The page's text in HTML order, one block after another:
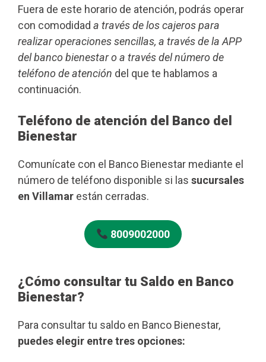
Fuera de este horario de atención, podrás operar
con comodidad a través de los cajeros para
realizar operaciones sencillas, a través de la APP
del banco bienestar o a través del número de
teléfono de atención del que te hablamos a
continuación.
Teléfono de atención del Banco del
Bienestar
Comunícate con el Banco Bienestar mediante el
número de teléfono disponible si las sucursales
en Villamar están cerradas.
8009002000
¿Cómo consultar tu Saldo en Banco
Bienestar?
Para consultar tu saldo en Banco Bienestar,
puedes elegir entre tres opciones: